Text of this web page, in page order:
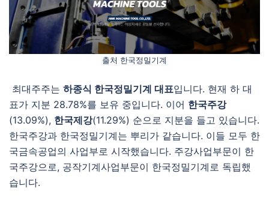
출처 한국정밀기계
최대주주는 하종식 한국정밀기계 대표입니다. 현재 하 대
표가 지분 28.78%를 보유 중입니다. 이어 한국주강
(13.09%), 한국제강(11.29%) 순으로 지분을 들고 있습니다.
한국주강과 한국정밀기계는 뿌리가 같습니다. 이들 모두 한
국금속공업의 사업부로 시작했습니다. 주강사업부문이 한
국주강으로, 공작기계사업부문이 한국정밀기계로 독립했
습니다.